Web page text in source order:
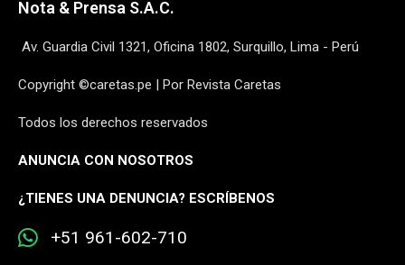
Nota & Prensa S.A.C.
Av. Guardia Civil 1321, Oficina 1802, Surquillo, Lima - Perú
Copyright ©caretas.pe | Por Revista Caretas
Todos los derechos reservados
ANUNCIA CON NOSOTROS
¿TIENES UNA DENUNCIA? ESCRÍBENOS
+51 961-602-710